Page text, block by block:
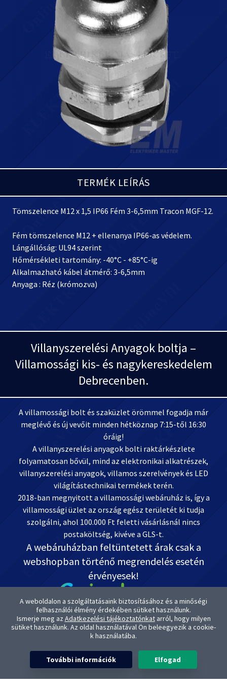
A weboldalon a szolgáltatásaink biztosításához és a minőségi
felhasználói élmény érdekében sütiket használunk.
Ismerje meg az Adatkezelési tájékoztatónkatarról, hogy milyen
sütiket használunk. Az oldal használatával Ön beleegyezik a cookie-
k használatába.
További információk Elfogad
TERMÉK LEÍRÁS
Tömszelence M12 x 1,5 IP66 Fém 3-6,5mm Tracon MGF-12.
Fém tömszelence M12 + ellenanya IP66-as védelem.
Lángállóság: UL94 szerint
Hőmérsékleti tartomány: -40°C - +85°C-ig
Alkalmazható kábel átmérő: 3-6,5mm
Anyaga : Réz (krómozva)
Villanyszerelési Anyagok boltja –
Villamossági kis- és nagykereskedelem
Debrecenben.
A villamossági bolt és szaküzlet örömmel fogadja már
meglévő és új vevőit minden hétköznap 7:15-től 16:30
óráig!
A villanyszerelési anyagok bolti raktárkészlete
folyamatosan bővül, mind az elektronikai alkatrészek,
villanyszerelési anyagok, villamos szerelvények és LED
világítástechnikai termékek terén.
2018-ban megnyitott a villamossági webáruház is, így a
villamossági üzlet az ország egész területét ki tudja
szolgálni, ahol 100.000 Ft feletti vásárlásnál nincs
postaköltség, kivéve a GLS-t.
A webáruházban feltüntetett árak csak a
webshopban történő megrendelés esetén
érvényesek!
Kapcsolat: OnlineVill.hu +36 30 999-2888
ugyfelszolgalat@onlinevill.hu
A termékképek és termék kategória képek az Elektriker Master Kft.
tulajdona. A képek eredeti forrás állományával cégünk rendelkezik. A
termékképek és termék kategória képek üzleti felhasználása szigorúan